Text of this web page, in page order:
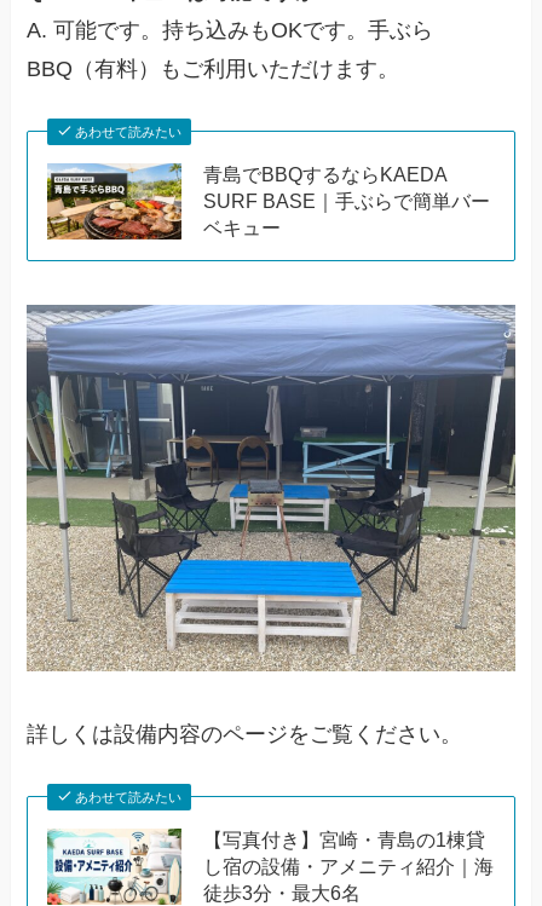
A. 可能です。持ち込みもOKです。手ぶら
BBQ（有料）もご利用いただけます。
あわせて読みたい
青島でBBQするならKAEDA
SURF BASE｜手ぶらで簡単バー
ベキュー
詳しくは設備内容のページをご覧ください。
あわせて読みたい
【写真付き】宮崎・青島の1棟貸
し宿の設備・アメニティ紹介｜海
徒歩3分・最大6名